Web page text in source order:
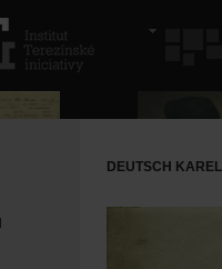
DEUTSCH